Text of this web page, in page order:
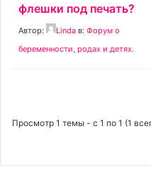
флешки под печать?
Автор: Linda в: Форум о
беременности, родах и детях.
Просмотр 1 темы - с 1 по 1 (1